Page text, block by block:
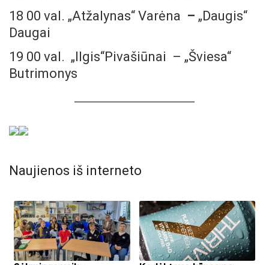
18 00 val. „Atžalynas“ Varėna – „Daugis“
Daugai
19 00 val. „Ilgis“Pivašiūnai – „Šviesa“
Butrimonys
Naujienos iš interneto